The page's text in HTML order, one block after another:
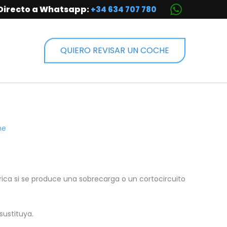
a Whatsapp:+34 634 707 780
QUIERO REVISAR UN COCHE
si se produce una sobrecarga o un cortocircuito